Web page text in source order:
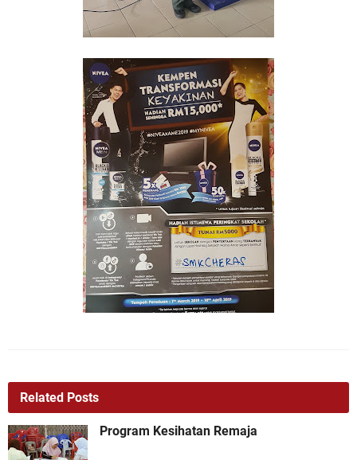
Related Posts
Program Kesihatan Remaja